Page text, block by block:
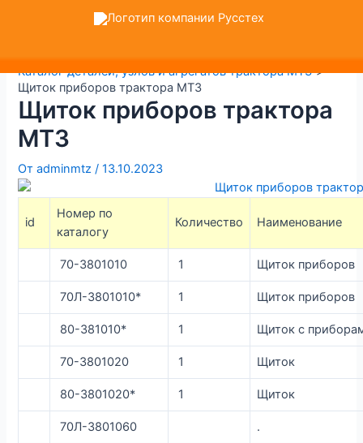
VK MAX Telegram
Каталог деталей, узлов и агрегатов трактора МТЗ
Щиток приборов трактора МТЗ
Щиток приборов трактора
МТЗ
Отadminmtz/13.10.2023
id
Номер по
каталогу
Количество Наименование
70-3801010 1 Щиток приборов
70Л-3801010* 1 Щиток приборов
80-381010* 1 Щиток с
70-3801020 1 Щиток
80-3801020* 1 Щиток
70Л-3801060 .